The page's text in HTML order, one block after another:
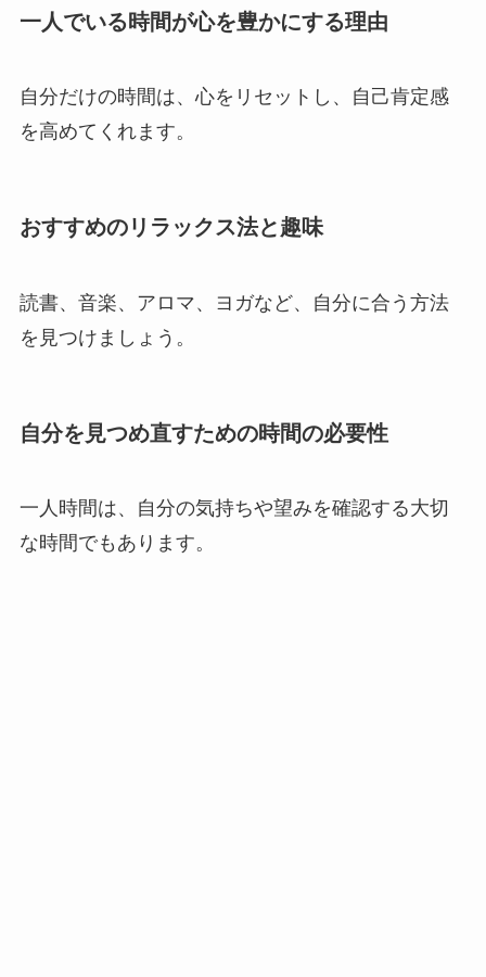
一人でいる時間が心を豊かにする理由
自分だけの時間は、心をリセットし、自己肯定感
を高めてくれます。
おすすめのリラックス法と趣味
読書、音楽、アロマ、ヨガなど、自分に合う方法
を見つけましょう。
自分を見つめ直すための時間の必要性
一人時間は、自分の気持ちや望みを確認する大切
な時間でもあります。